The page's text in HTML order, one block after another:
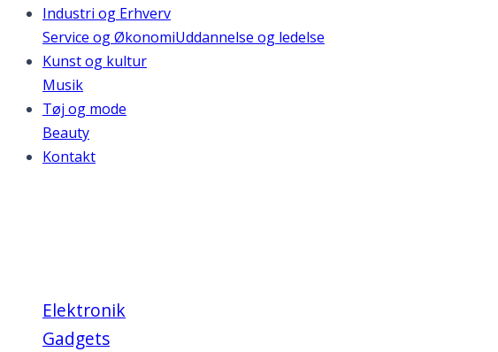
Industri og Erhverv
Service og ØkonomiUddannelse og ledelse
Kunst og kultur
Musik
Tøj og mode
Beauty
Kontakt
Elektronik
Gadgets